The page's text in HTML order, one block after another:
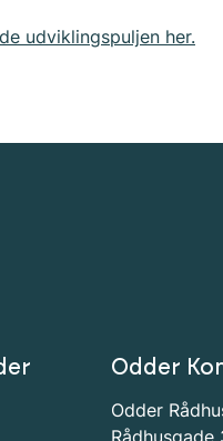
udviklingspuljen her.
Odder
Odder